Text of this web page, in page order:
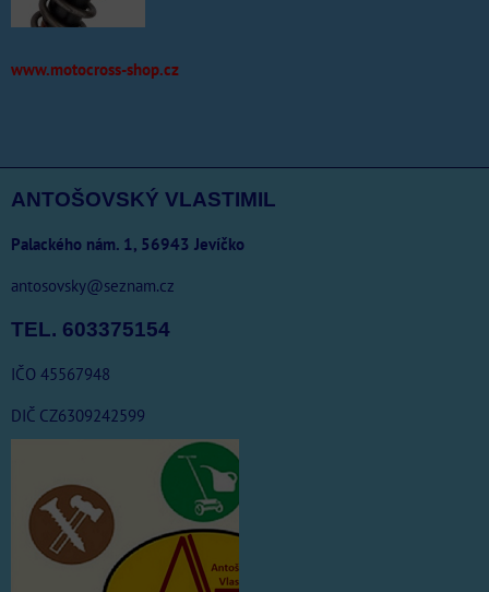
www.motocross-shop.cz
ANTOŠOVSKÝ VLASTIMIL
Palackého nám. 1, 56943 Jevíčko
antosovsky@seznam.cz
TEL. 603375154
IČO 45567948
DIČ CZ6309242599